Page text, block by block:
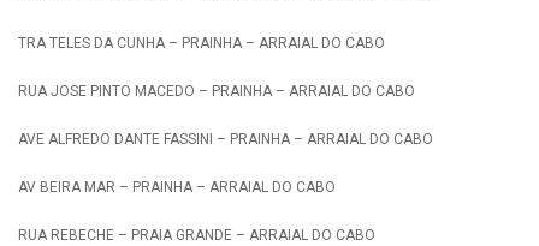
TRA TELES DA CUNHA – PRAINHA – ARRAIAL DO CABO
RUA JOSE PINTO MACEDO – PRAINHA – ARRAIAL DO CABO
AVE ALFREDO DANTE FASSINI – PRAINHA – ARRAIAL DO CABO
AV BEIRA MAR – PRAINHA – ARRAIAL DO CABO
RUA REBECHE – PRAIA GRANDE – ARRAIAL DO CABO